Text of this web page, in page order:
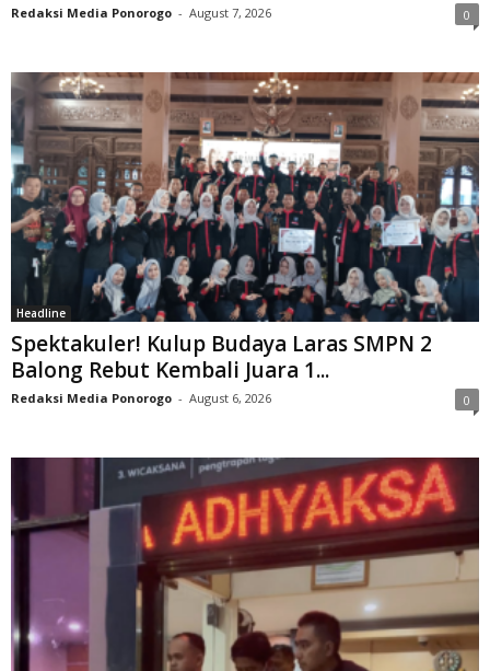
Redaksi Media Ponorogo - August 7, 2026 0
Headline
Spektakuler! Kulup Budaya Laras SMPN 2
Balong Rebut Kembali Juara 1...
Redaksi Media Ponorogo - August 6, 2026 0